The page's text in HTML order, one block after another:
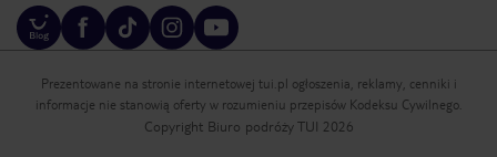
Prezentowane na stronie internetowej tui.pl ogłoszenia, reklamy, cenniki i
informacje nie stanowią oferty w rozumieniu przepisów Kodeksu Cywilnego.
Copyright Biuro podróży TUI 2026